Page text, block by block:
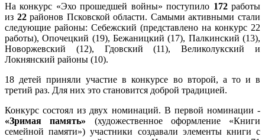
На конкурс «Эхо прошедшей войны» поступило 172работы
из 22районов Псковской области. Самыми активными стали
следующие районы: Себежский (представлено на конкурс 22
работы), Опочецкий (19), Бежаницкий (17), Палкинский (13),
Новоржевский (12), Гдовский (11), Великолукский и
Локнянский районы (10).
18 детей приняли участие в конкурсе во второй, а то и в
третий раз. Для них это становится доброй традицией.
Конкурс состоял из двух номинаций. В первой номинации -
«Зримая память» (художественное оформление «Книги
семейной памяти») участники создавали элементы книги с